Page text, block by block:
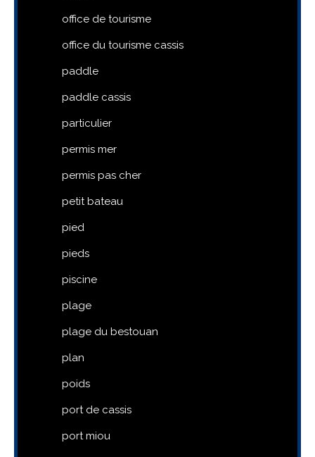
office de tourisme
office du tourisme cassis
paddle
paddle cassis
particulier
permis mer
permis pas cher
petit bateau
pied
pieds
piscine
plage
plage du bestouan
plan
poids
port de cassis
port miou